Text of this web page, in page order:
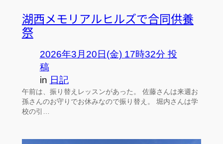
湖西メモリアルヒルズで合同供養
祭
2026年3月20日(金) 17時32分 投
稿
in 日記
午前は、振り替えレッスンがあった。 佐藤さんは来週お
孫さんのお守りでお休みなので振り替え。 堀内さんは学
校の引…